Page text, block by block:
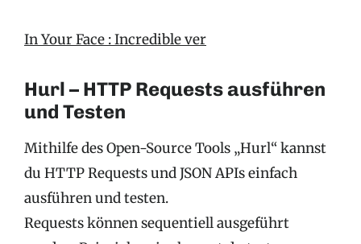
In Your Face : Incredible ver
Hurl – HTTP Requests ausführen
und Testen
Mithilfe des Open-Source Tools „Hurl“ kannst
du HTTP Requests und JSON APIs einfach
ausführen und testen.
Requests können sequentiell ausgeführt